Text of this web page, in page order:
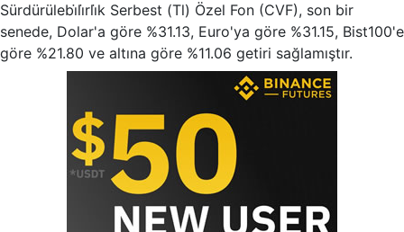
Sürdürülebi̇li̇rli̇k Serbest (Tl) Özel Fon (CVF), son bir
senede, Dolar'a göre %31.13, Euro'ya göre %31.15, Bist100'e
göre %21.80 ve altına göre %11.06 getiri sağlamıştır.